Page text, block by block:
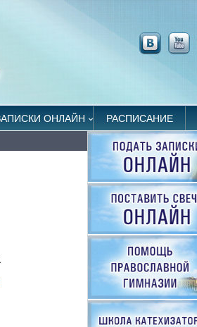
ОНЛАЙН РАСПИСАНИЕ